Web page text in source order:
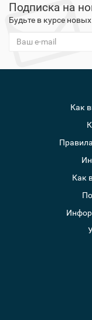
Подписка на
Будьте в курсе
Как
Как